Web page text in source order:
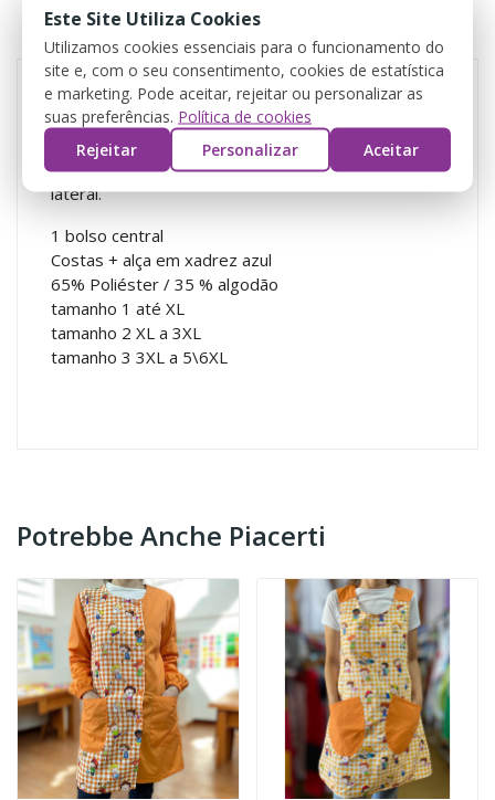
REVIEWS
Bata| Estola Professora. Ajuste com molas na
lateral.
1 bolso central
Costas + alça em xadrez azul
65% Poliéster / 35 % algodão
tamanho 1 até XL
tamanho 2 XL a 3XL
tamanho 3 3XL a 5\6XL
Potrebbe Anche Piacerti
Este Site Utiliza Cookies
Utilizamos cookies essenciais para o funcionamento do
site e, com o seu consentimento, cookies de estatística
e marketing. Pode aceitar, rejeitar ou personalizar as
suas preferências. Política de cookies
Rejeitar
Personalizar Aceitar